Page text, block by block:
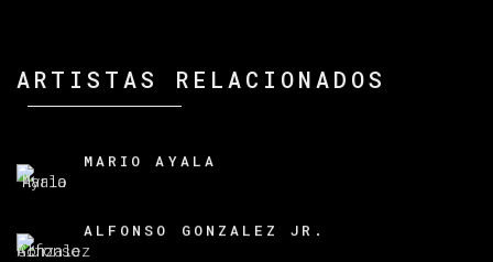
ARTISTAS RELACIONADOS
MARIO AYALA
ALFONSO GONZALEZ JR.